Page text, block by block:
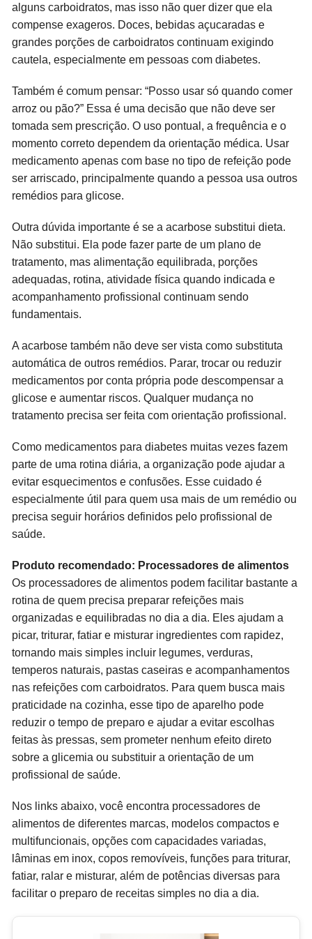
alguns carboidratos, mas isso não quer dizer que ela
compense exageros. Doces, bebidas açucaradas e
grandes porções de carboidratos continuam exigindo
cautela, especialmente em pessoas com diabetes.
Também é comum pensar: “Posso usar só quando comer
arroz ou pão?” Essa é uma decisão que não deve ser
tomada sem prescrição. O uso pontual, a frequência e o
momento correto dependem da orientação médica. Usar
medicamento apenas com base no tipo de refeição pode
ser arriscado, principalmente quando a pessoa usa outros
remédios para glicose.
Outra dúvida importante é se a acarbose substitui dieta.
Não substitui. Ela pode fazer parte de um plano de
tratamento, mas alimentação equilibrada, porções
adequadas, rotina, atividade física quando indicada e
acompanhamento profissional continuam sendo
fundamentais.
A acarbose também não deve ser vista como substituta
automática de outros remédios. Parar, trocar ou reduzir
medicamentos por conta própria pode descompensar a
glicose e aumentar riscos. Qualquer mudança no
tratamento precisa ser feita com orientação profissional.
Como medicamentos para diabetes muitas vezes fazem
parte de uma rotina diária, a organização pode ajudar a
evitar esquecimentos e confusões. Esse cuidado é
especialmente útil para quem usa mais de um remédio ou
precisa seguir horários definidos pelo profissional de
saúde.
Produto recomendado: Processadores de alimentos
Os processadores de alimentos podem facilitar bastante a
rotina de quem precisa preparar refeições mais
organizadas e equilibradas no dia a dia. Eles ajudam a
picar, triturar, fatiar e misturar ingredientes com rapidez,
tornando mais simples incluir legumes, verduras,
temperos naturais, pastas caseiras e acompanhamentos
nas refeições com carboidratos. Para quem busca mais
praticidade na cozinha, esse tipo de aparelho pode
reduzir o tempo de preparo e ajudar a evitar escolhas
feitas às pressas, sem prometer nenhum efeito direto
sobre a glicemia ou substituir a orientação de um
profissional de saúde.
Nos links abaixo, você encontra processadores de
alimentos de diferentes marcas, modelos compactos e
multifuncionais, opções com capacidades variadas,
lâminas em inox, copos removíveis, funções para triturar,
fatiar, ralar e misturar, além de potências diversas para
facilitar o preparo de receitas simples no dia a dia.